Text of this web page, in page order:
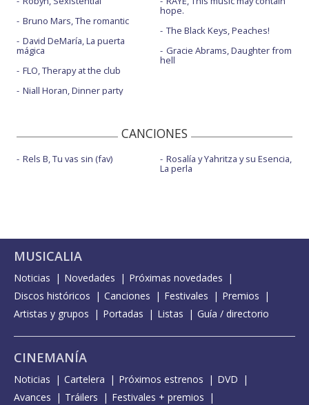
Bruno Mars, The romantic
David DeMaría, La puerta
mágica
FLO, Therapy at the club
Niall Horan, Dinner party
hope.
The Black Keys, Peaches!
Gracie Abrams, Daughter from
hell
CANCIONES
Rels B, Tu vas sin (fav) Rosalía y Yahritza y su Esencia,
La perla
MUSICALIA
Noticias Novedades
Próximas novedades
Discos históricos
Canciones Festivales
Premios
Artistas y grupos
Portadas Listas Guía / directorio
CINEMANÍA
Noticias Cartelera Próximos estrenos
DVD
Avances
Tráilers
Festivales + premios